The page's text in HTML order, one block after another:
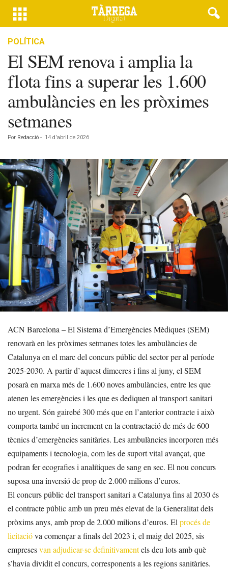
POLÍTICA
El SEM renova i amplia la
flota fins a superar les 1.600
ambulàncies en les pròximes
setmanes
Por Redacció - 14 d'abril de 2026
ACN Barcelona – El Sistema d’Emergències Mèdiques (SEM)
renovarà en les pròximes setmanes totes les ambulàncies de
Catalunya en el marc del concurs públic del sector per al període
2025-2030. A partir d’aquest dimecres i fins al juny, el SEM
posarà en marxa més de 1.600 noves ambulàncies, entre les que
atenen les emergències i les que es dediquen al transport sanitari
no urgent. Són gairebé 300 més que en l’anterior contracte i això
comporta també un increment en la contractació de més de 600
tècnics d’emergències sanitàries. Les ambulàncies incorporen més
equipaments i tecnologia, com les de suport vital avançat, que
podran fer ecografies i analítiques de sang en sec. El nou concurs
suposa una inversió de prop de 2.000 milions d’euros.
El concurs públic del transport sanitari a Catalunya fins al 2030 és
el contracte públic amb un preu més elevat de la Generalitat dels
pròxims anys, amb prop de 2.000 milions d’euros. El procés de
licitacióva començar a finals del 2023 i, el maig del 2025, sis
empresesvan adjudicar-se definitivamentels deu lots amb què
s’havia dividit el concurs, corresponents a les regions sanitàries.